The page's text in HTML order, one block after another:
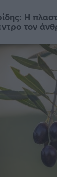
Η
τον